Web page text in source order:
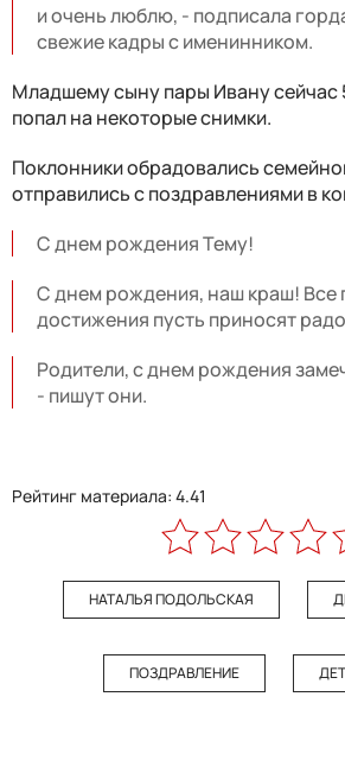
и очень люблю, - подписала
свежие кадры с именинником.
Младшему сыну пары Ивану сейчас
попал на некоторые снимки.
Поклонники обрадовались
отправились с поздравлениями в
С днем рождения Тему!
С днем рождения, наш краш! Все
достижения пусть приносят
Родители, с днем рождения
- пишут они.
Рейтинг материала: 4.41
НАТАЛЬЯ ПОДОЛЬСКАЯ
ПОЗДРАВЛЕНИЕ